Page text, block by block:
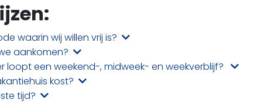
waarin wij willen vrij is?
aankomen?
loopt een weekend-, midweek- en weekverblijf?
kost?
tijd?